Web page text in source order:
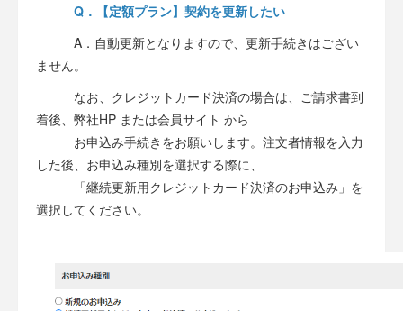
Q．【定額プラン】契約を更新したい
A．自動更新となりますので、更新手続きはござい
ません。
なお、クレジットカード決済の場合は、ご請求書到
着後、弊社HP または会員サイト から
お申込み手続きをお願いします。注文者情報を入力
した後、お申込み種別を選択する際に、
「継続更新用クレジットカード決済のお申込み」を
選択してください。